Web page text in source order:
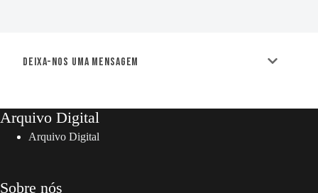
Deixa-nos uma mensagem
Arquivo Digital
Arquivo Digital
Sobre nós